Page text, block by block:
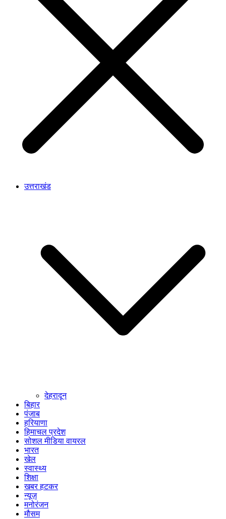
उत्तराखंड
देहरादून
बिहार
पंजाब
हरियाणा
हिमाचल प्रदेश
सोशल मीडिया वायरल
भारत
खेल
स्वास्थ्य
शिक्षा
खबर हटकर
न्यूज़
मनोरंजन
मौसम